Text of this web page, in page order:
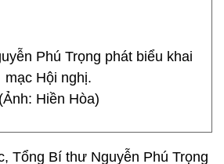
Phú Trọng phát biểu khai
mạc Hội nghị.
(Ảnh: Hiền Hòa)
Tổng Bí thư Nguyễn Phú Trọng